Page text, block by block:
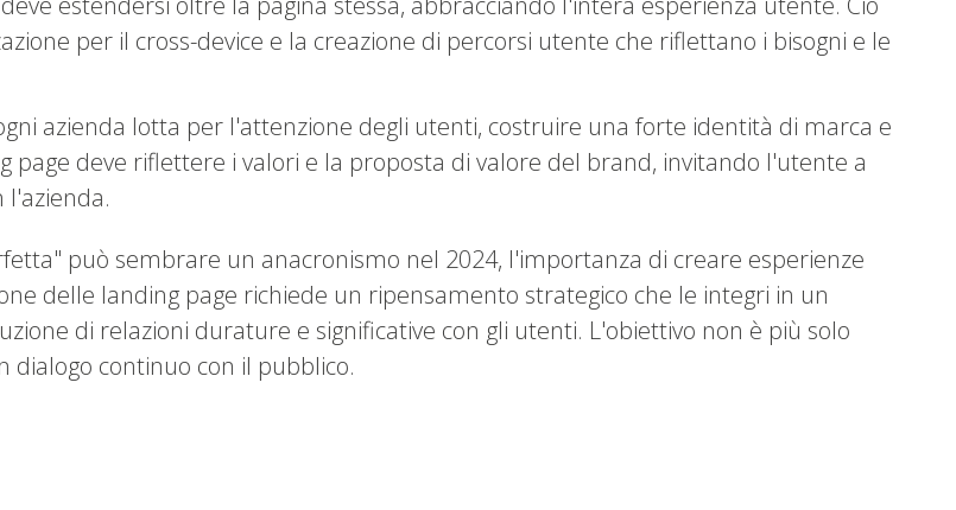
per il cross-device e la creazione di percorsi utente che riflettano i bisogni e le
azienda lotta per l'attenzione degli utenti, costruire una forte identità di marca e
deve riflettere i valori e la proposta di valore del brand, invitando l'utente a
può sembrare un anacronismo nel 2024, l'importanza di creare esperienze
delle landing page richiede un ripensamento strategico che le integri in un
di relazioni durature e significative con gli utenti. L'obiettivo non è più solo
dialogo continuo con il pubblico.